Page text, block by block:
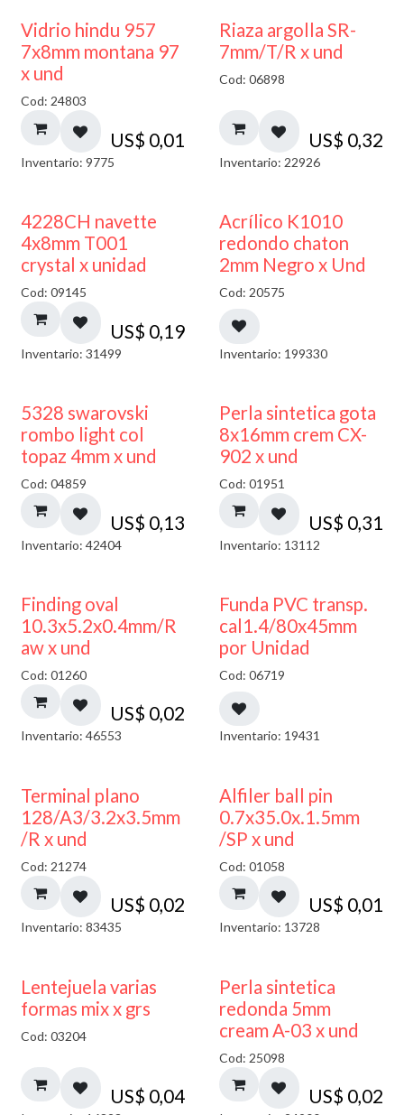
40% DESCUENTO
Vidrio hindu 957
7x8mm montana 97
x und
Cod: 24803
US$ 0,01
Inventario: 9775
Riaza argolla SR-
7mm/T/R x und
Cod: 06898
US$ 0,32
Inventario: 22926
4228CH navette
4x8mm T001
crystal x unidad
Cod: 09145
US$ 0,19
Inventario: 31499
50% DESCUENTO
Acrílico K1010
redondo chaton
2mm Negro x Und
Cod: 20575
Inventario: 199330
5328 swarovski
rombo light col
topaz 4mm x und
Cod: 04859
US$ 0,13
Inventario: 42404
Perla sintetica gota
8x16mm crem CX-
902 x und
Cod: 01951
US$ 0,31
Inventario: 13112
Finding oval
10.3x5.2x0.4mm/R
aw x und
Cod: 01260
US$ 0,02
Inventario: 46553
Funda PVC transp.
cal1.4/80x45mm
por Unidad
Cod: 06719
Inventario: 19431
Terminal plano
128/A3/3.2x3.5mm
/R x und
Cod: 21274
US$ 0,02
Inventario: 83435
Alfiler ball pin
0.7x35.0x.1.5mm
/SP x und
Cod: 01058
US$ 0,01
Inventario: 13728
Lentejuela varias
formas mix x grs
Cod: 03204
US$ 0,04
Perla sintetica
redonda 5mm
cream A-03 x und
Cod: 25098
US$ 0,02